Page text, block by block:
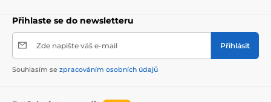
Přihlaste se do newsletteru
Zde napište váš e-mail Přihlásit
Souhlasím se zpracováním osobních údajů